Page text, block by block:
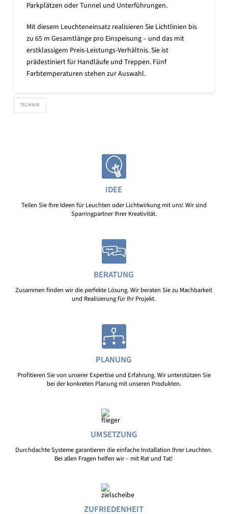
Parkplätzen oder Tunnel und Unterführungen.
Mit diesem Leuchteneinsatz realisieren Sie Lichtlinien bis
zu 65 m Gesamtlänge pro Einspeisung – und das mit
erstklassigem Preis-Leistungs-Verhältnis. Sie ist
prädestiniert für Handläufe und Treppen. Fünf
Farbtemperaturen stehen zur Auswahl.
TECHNIK
IDEE
Teilen Sie Ihre Ideen für Leuchten oder Lichtwirkung mit uns! Wir sind
Sparringpartner Ihrer Kreativität.
BERATUNG
Zusammen finden wir die perfekte Lösung. Wir beraten Sie zu Machbarkeit
und Realisierung für Ihr Projekt.
PLANUNG
Profitieren Sie von unserer Expertise und Erfahrung. Wir unterstützen Sie
bei der konkreten Planung mit unseren Produkten.
UMSETZUNG
Durchdachte Systeme garantieren die einfache Installation Ihrer Leuchten.
Bei allen Fragen helfen wir – mit Rat und Tat!
ZUFRIEDENHEIT